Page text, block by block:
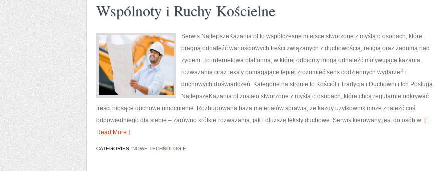
Wspólnoty i Ruchy Kościelne
Serwis NajlepszeKazania.pl to współczesne miejsce stworzone z myślą o osobach, które
pragną odnaleźć wartościowych treści związanych z duchowością, religią oraz zadumą nad
życiem. To internetowa platforma, w której odbiorcy mogą odnaleźć motywujące kazania,
rozważania oraz teksty pomagające lepiej zrozumieć sens codziennych wydarzeń i
duchowych doświadczeń. Kategorie na stronie to Kościół i Tradycja i Duchowni i Ich Posługa.
NajlepszeKazania.pl zostało stworzone z myślą o osobach, które chcą regularnie odkrywać
treści niosące duchowe umocnienie. Rozbudowana baza materiałów sprawia, że każdy użytkownik może znaleźć coś
odpowiedniego dla siebie – zarówno krótkie rozważania, jak i dłuższe teksty duchowe. Serwis kierowany jest do osób w [
Read More ]
CATEGORIES: NOWE TECHNOLOGIE